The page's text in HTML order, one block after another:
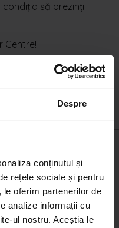
Despre
conținutul și
rețele sociale și pentru
oferim partenerilor de
analize informații cu
ul nostru. Aceștia le
să prezinți
Centre!